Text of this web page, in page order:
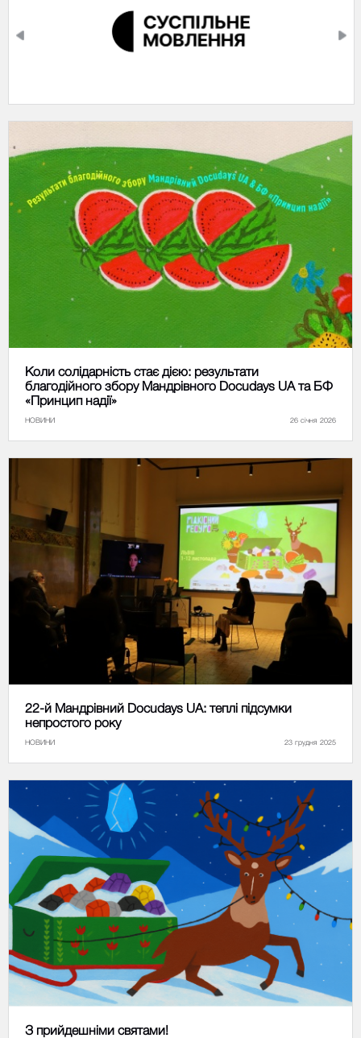
Коли солідарність стає дією: результати
благодійного збору Мандрівного Docudays UA та БФ
«Принцип надії»
НОВИНИ 26 січня 2026
22-й Мандрівний Docudays UA: теплі підсумки
непростого року
НОВИНИ 23 грудня 2025
З прийдешніми святами!